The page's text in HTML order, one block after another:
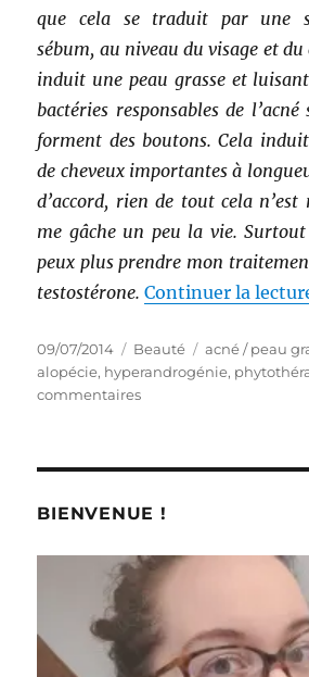
que cela se traduit par une
sébum, au niveau du visage et
induit une peau grasse et
bactéries responsables de
forment des boutons. Cela
de cheveux importantes à
d’accord, rien de tout cela
me gâche un peu la vie.
peux plus prendre mon
testostérone. Continuer la
Publié
le
09/07/2014 Catégories
Beauté Étiquettes
acné / peau
alopécie, hyperandrogénie,
commentairessur
grasse,
5
phytothérapie
contre
l’acné
BIENVENUE !